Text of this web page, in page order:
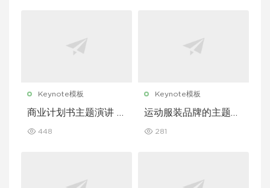
Keynote模板
商业计划书主题演讲 K
448
Keynote模板
运动服装品牌的主题演
281